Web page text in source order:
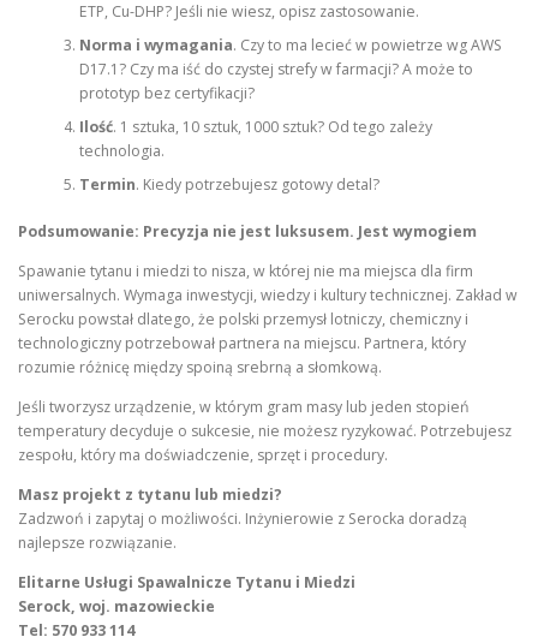
ETP, Cu-DHP? Jeśli nie wiesz, opisz zastosowanie.
Norma i wymagania. Czy to ma lecieć w powietrze wg AWS
D17.1? Czy ma iść do czystej strefy w farmacji? A może to
prototyp bez certyfikacji?
Ilość. 1 sztuka, 10 sztuk, 1000 sztuk? Od tego zależy
technologia.
Termin. Kiedy potrzebujesz gotowy detal?
Podsumowanie: Precyzja nie jest luksusem. Jest wymogiem
Spawanie tytanu i miedzi to nisza, w której nie ma miejsca dla firm
uniwersalnych. Wymaga inwestycji, wiedzy i kultury technicznej. Zakład w
Serocku powstał dlatego, że polski przemysł lotniczy, chemiczny i
technologiczny potrzebował partnera na miejscu. Partnera, który
rozumie różnicę między spoiną srebrną a słomkową.
Jeśli tworzysz urządzenie, w którym gram masy lub jeden stopień
temperatury decyduje o sukcesie, nie możesz ryzykować. Potrzebujesz
zespołu, który ma doświadczenie, sprzęt i procedury.
Masz projekt z tytanu lub miedzi?
Zadzwoń i zapytaj o możliwości. Inżynierowie z Serocka doradzą
najlepsze rozwiązanie.
Elitarne Usługi Spawalnicze Tytanu i Miedzi
Serock, woj. mazowieckie
Tel: 570 933 114